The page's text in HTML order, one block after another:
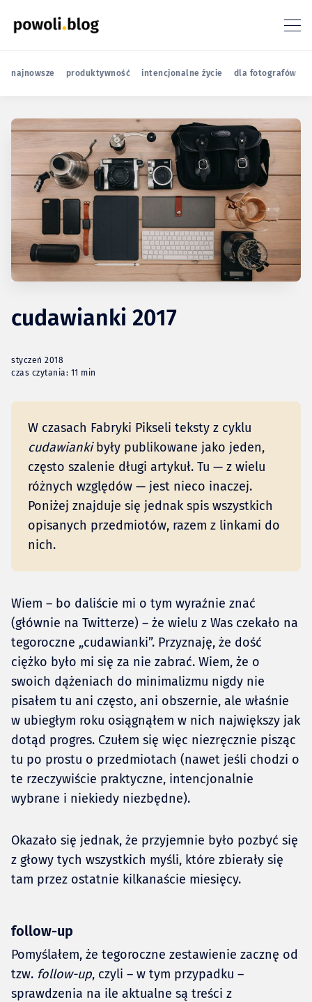
najnowsze produktywność intencjonalne życie dla fotografów
cudawianki 2017
styczeń 2018
czas czytania: 11 min
W czasach Fabryki Pikseli teksty z cyklu
cudawianki były publikowane jako jeden,
często szalenie długi artykuł. Tu — z wielu
różnych względów — jest nieco inaczej.
Poniżej znajduje się jednak spis wszystkich
opisanych przedmiotów, razem z linkami do
nich.
Wiem – bo daliście mi o tym wyraźnie znać
(głównie na Twitterze) – że wielu z Was czekało na
tegoroczne „cudawianki”. Przyznaję, że dość
ciężko było mi się za nie zabrać. Wiem, że o
swoich dążeniach do minimalizmu nigdy nie
pisałem tu ani często, ani obszernie, ale właśnie
w ubiegłym roku osiągnąłem w nich największy jak
dotąd progres. Czułem się więc niezręcznie pisząc
tu po prostu o przedmiotach (nawet jeśli chodzi o
te rzeczywiście praktyczne, intencjonalnie
wybrane i niekiedy niezbędne).
Okazało się jednak, że przyjemnie było pozbyć się
z głowy tych wszystkich myśli, które zbierały się
tam przez ostatnie kilkanaście miesięcy.
follow-up
Pomyślałem, że tegoroczne zestawienie zacznę od
tzw. follow-up, czyli – w tym przypadku –
sprawdzenia na ile aktualne są treści z